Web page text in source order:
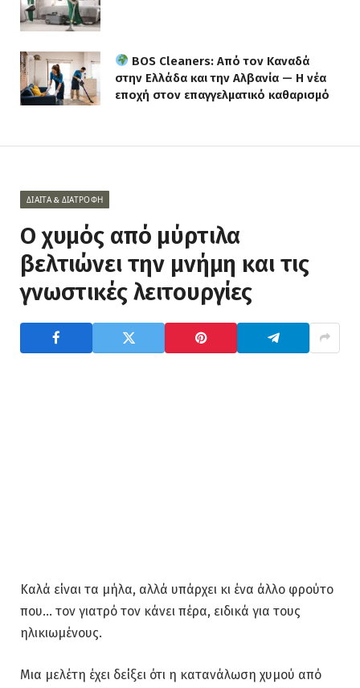
BOS Cleaners: Από τον Καναδά
στην Ελλάδα και την Αλβανία — Η νέα
εποχή στον επαγγελματικό καθαρισμό
ΔΊΑΙΤΑ & ΔΙΑΤΡΟΦΉ
Ο χυμός από μύρτιλα
βελτιώνει την μνήμη και τις
γνωστικές λειτουργίες
Καλά είναι τα μήλα, αλλά υπάρχει κι ένα άλλο φρούτο
που… τον γιατρό τον κάνει πέρα, ειδικά για τους
ηλικιωμένους.
Μια μελέτη έχει δείξει ότι η κατανάλωση χυμού από